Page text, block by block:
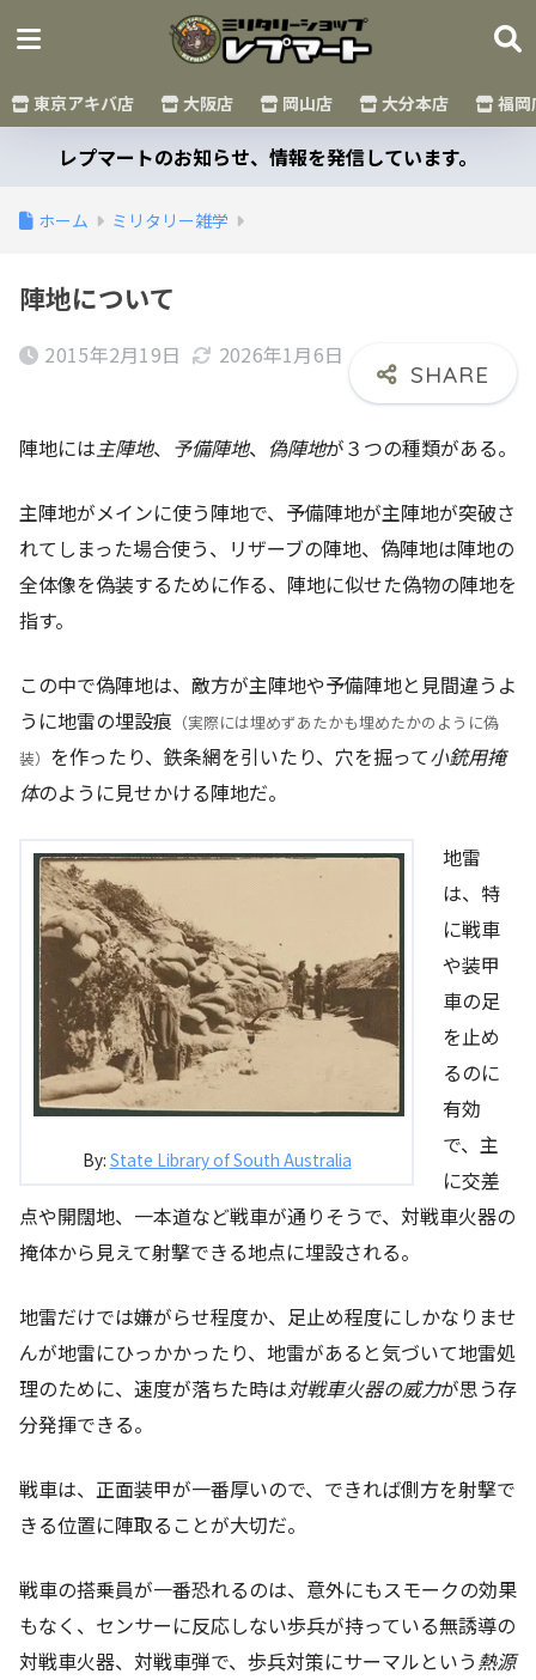
東京アキバ店 大阪店 岡山店 大分本店 福岡
レプマートのお知らせ、情報を発信しています。
ホーム ミリタリー雑学
陣地について
2015年2月19日 2026年1月6日
陣地には主陣地、 予備陣地、 偽陣地が３つの種類がある。
主陣地がメインに使う陣地で、予備陣地が主陣地が突破さ
れてしまった場合使う、リザーブの陣地、偽陣地は陣地の
全体像を偽装するために作る、陣地に似せた偽物の陣地を
指す。
この中で偽陣地は、敵方が主陣地や予備陣地と見間違うよ
うに地雷の埋設痕 （実際には埋めずあたかも埋めたかのように偽
装） を作ったり、鉄条網を引いたり、穴を掘って小銃用掩
体のように見せかける陣地だ。
By: State Library of South Australia
地雷
は、特
に戦車
や装甲
車の足
を止め
るのに
有効
で、主
に交差
点や開闊地、一本道など戦車が通りそうで、対戦車火器の
掩体から見えて射撃できる地点に埋設される。
地雷だけでは嫌がらせ程度か、足止め程度にしかなりませ
んが地雷にひっかかったり、地雷があると気づいて地雷処
理のために、速度が落ちた時は対戦車火器の威力が思う存
分発揮できる。
戦車は、正面装甲が一番厚いので、できれば側方を射撃で
きる位置に陣取ることが大切だ。
戦車の搭乗員が一番恐れるのは、意外にもスモークの効果
もなく、センサーに反応しない歩兵が持っている無誘導の
対戦車火器、対戦車弾で、歩兵対策にサーマルという熱源